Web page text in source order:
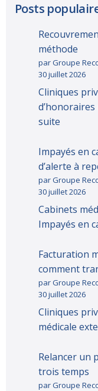
Posts
méthode
par Groupe
30 juillet 2026
Cliniques
suite
Impayés en
d’alerte à
par Groupe
30 juillet 2026
Cabinets
Impayés en
Facturation
comment
par Groupe
30 juillet 2026
Cliniques
médicale
Relancer un
trois temps
par Groupe